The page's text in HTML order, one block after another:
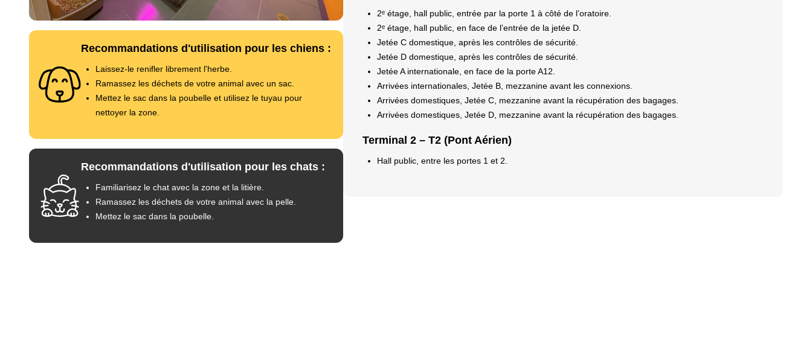
Recommandations d'utilisation pour les chiens :
Laissez-le renifler librement l'herbe.
Ramassez les déchets de votre animal avec un sac.
Mettez le sac dans la poubelle et utilisez le tuyau pour
nettoyer la zone.
Recommandations d'utilisation pour les chats :
Familiarisez le chat avec la zone et la litière.
Ramassez les déchets de votre animal avec la pelle.
Mettez le sac dans la poubelle.
2ᵉ étage, hall public, entrée par la porte 1 à côté de l’oratoire.
2ᵉ étage, hall public, en face de l’entrée de la jetée D.
Jetée C domestique, après les contrôles de sécurité.
Jetée D domestique, après les contrôles de sécurité.
Jetée A internationale, en face de la porte A12.
Arrivées internationales, Jetée B, mezzanine avant les connexions.
Arrivées domestiques, Jetée C, mezzanine avant la récupération des bagages.
Arrivées domestiques, Jetée D, mezzanine avant la récupération des bagages.
Terminal 2 – T2 (Pont Aérien)
Hall public, entre les portes 1 et 2.